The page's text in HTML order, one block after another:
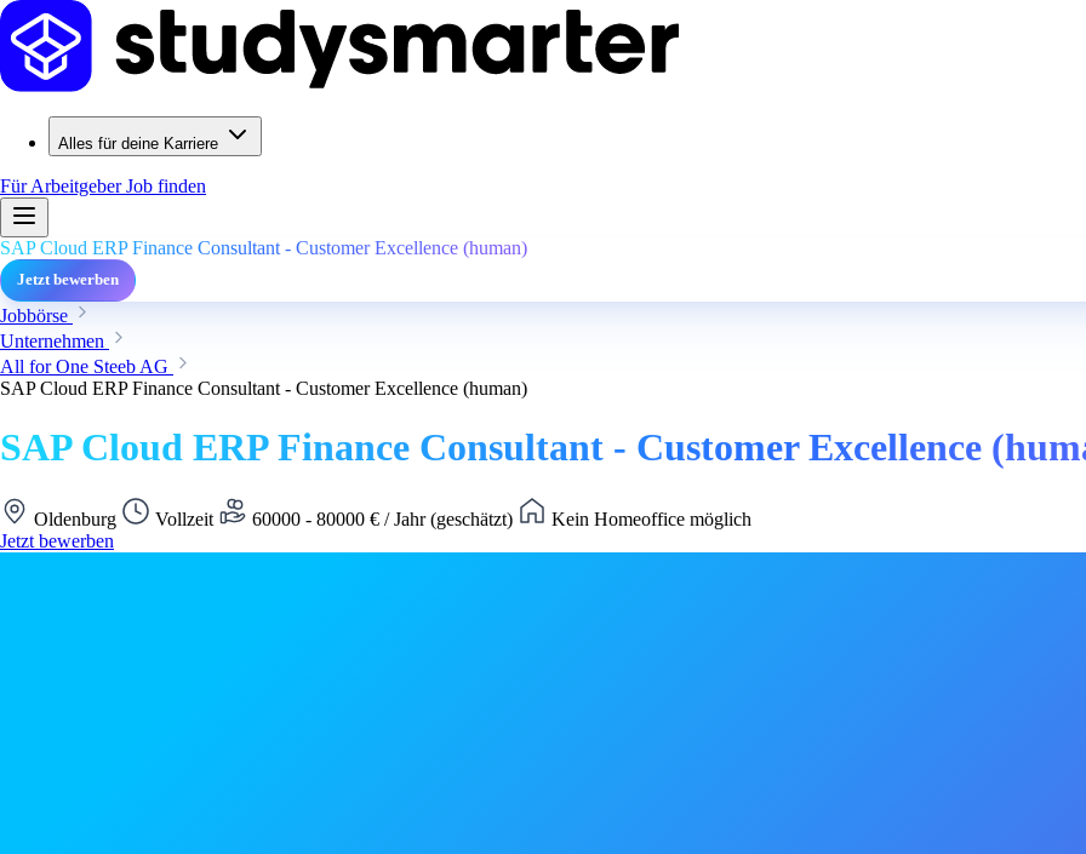
Alles für deine Karriere
Für ArbeitgeberJob finden
SAP Cloud ERP Finance Consultant - Customer Excellence (human)
Jetzt bewerben
Jobbörse
Unternehmen
All for One Steeb AG
SAP Cloud ERP Finance Consultant - Customer Excellence (human)
SAP Cloud ERP Finance Consultant - Customer Excellence
Oldenburg Vollzeit 60000 - 80000 € / Jahr (geschätzt)
Kein Homeoffice möglich
Jetzt bewerben